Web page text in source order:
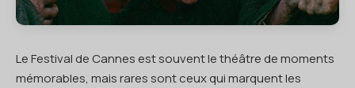
Le Festival de Cannes est souvent le théâtre de moments
mémorables, mais rares sont ceux qui marquent les